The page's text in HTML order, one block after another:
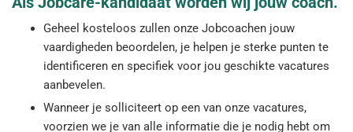
Geheel kosteloos zullen onze Jobcoachen jouw
vaardigheden beoordelen, je helpen je sterke punten te
identificeren en specifiek voor jou geschikte vacatures
aanbevelen.
Wanneer je solliciteert op een van onze vacatures,
voorzien we je van alle informatie die je nodig hebt om